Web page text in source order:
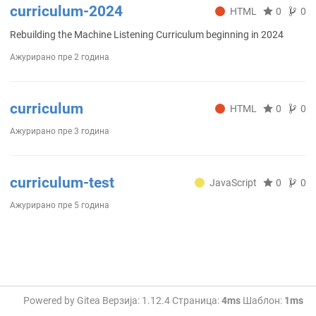
curriculum-2024 HTML 0 0
Rebuilding the Machine Listening Curriculum beginning in 2024
Ажурирано пре 2 година
curriculum HTML 0 0
Ажурирано пре 3 година
curriculum-test JavaScript 0 0
Ажурирано пре 5 година
Powered by Gitea Верзија: 1.12.4 Страница:4msШаблон: 1ms